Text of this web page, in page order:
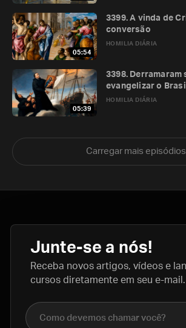
05:54
HOMILIA DIÁRIA
3399. A vinda de
conversão
05:39
HOMILIA DIÁRIA
3398. Derramaram
evangelizar o Brasil
Carregar mais episódios
Junte-se a nós!
Receba novos artigos, vídeos e
cursos diretamente em seu e-mail.
Nome completo